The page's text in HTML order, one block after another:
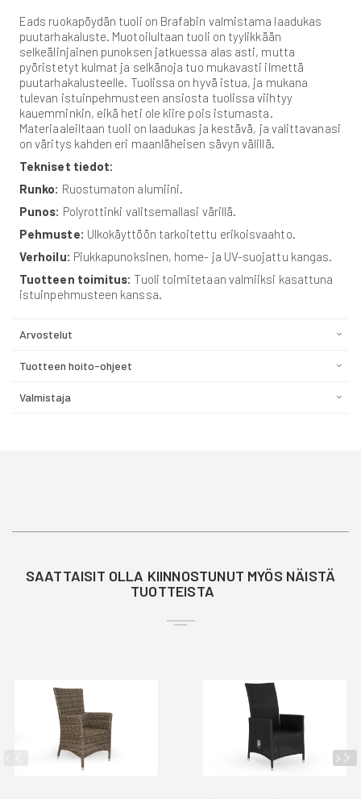
Eads ruokapöydän tuoli on Brafabin valmistama laadukas
puutarhakaluste. Muotoilultaan tuoli on tyylikkään
selkeälinjainen punoksen jatkuessa alas asti, mutta
pyöristetyt kulmat ja selkänoja tuo mukavasti ilmettä
puutarhakalusteelle. Tuolissa on hyvä istua, ja mukana
tulevan istuinpehmusteen ansiosta tuolissa viihtyy
kauemminkin, eikä heti ole kiire pois istumasta.
Materiaaleiltaan tuoli on laadukas ja kestävä, ja valittavanasi
on väritys kahden eri maanläheisen sävyn välillä.
Tekniset tiedot:
Runko: Ruostumaton alumiini.
Punos: Polyrottinki valitsemallasi värillä.
Pehmuste: Ulkokäyttöön tarkoitettu erikoisvaahto.
Verhoilu: Piukkapunoksinen, home- ja UV-suojattu kangas.
Tuotteen toimitus: Tuoli toimitetaan valmiiksi kasattuna
istuinpehmusteen kanssa.
Arvostelut
Tuotteen hoito-ohjeet
Valmistaja
SAATTAISIT OLLA KIINNOSTUNUT MYÖS NÄISTÄ
TUOTTEISTA